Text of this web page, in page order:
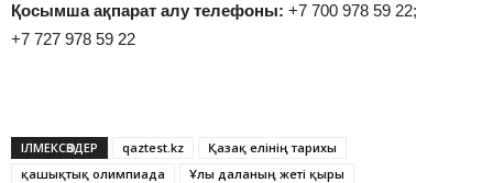
Қосымшаақпарат алу телефоны: +7 700 978 59 22;
+7 727 978 59 22
ІЛМЕКСӨЗДЕР qaztest.kz
Қазақ елінің тарихы
қашықтық олимпиада
Ұлы даланың жеті қыры